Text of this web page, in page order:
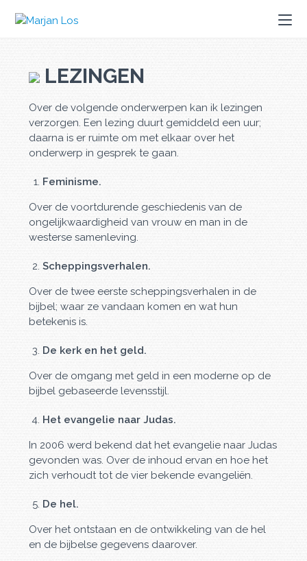
LEZINGEN
Over de volgende onderwerpen kan ik lezingen
verzorgen. Een lezing duurt gemiddeld een uur;
daarna is er ruimte om met elkaar over het
onderwerp in gesprek te gaan.
Feminisme.
Over de voortdurende geschiedenis van de
ongelijkwaardigheid van vrouw en man in de
westerse samenleving.
Scheppingsverhalen.
Over de twee eerste scheppingsverhalen in de
bijbel; waar ze vandaan komen en wat hun
betekenis is.
De kerk en het geld.
Over de omgang met geld in een moderne op de
bijbel gebaseerde levensstijl.
Het evangelie naar Judas.
In 2006 werd bekend dat het evangelie naar Judas
gevonden was. Over de inhoud ervan en hoe het
zich verhoudt tot de vier bekende evangeliën.
De hel.
Over het ontstaan en de ontwikkeling van de hel
en de bijbelse gegevens daarover.